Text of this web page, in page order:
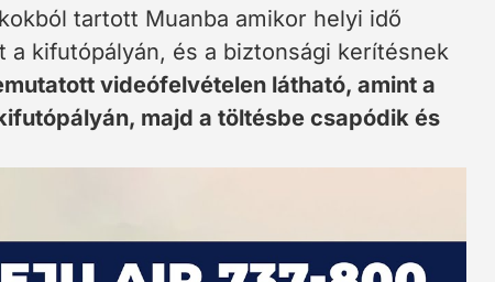
tartott Muanba amikor helyi idő
kifutópályán, és a biztonsági kerítésnek
videófelvételen látható, amint a
majd a töltésbe csapódik és